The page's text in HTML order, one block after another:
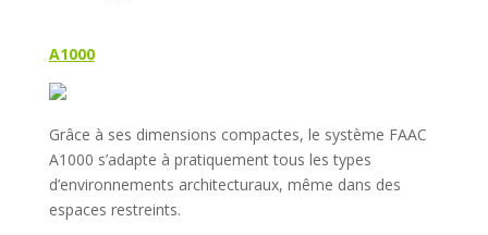
A1000
Grâce à ses dimensions compactes, le système FAAC
A1000 s’adapte à pratiquement tous les types
d’environnements architecturaux, même dans des
espaces restreints.